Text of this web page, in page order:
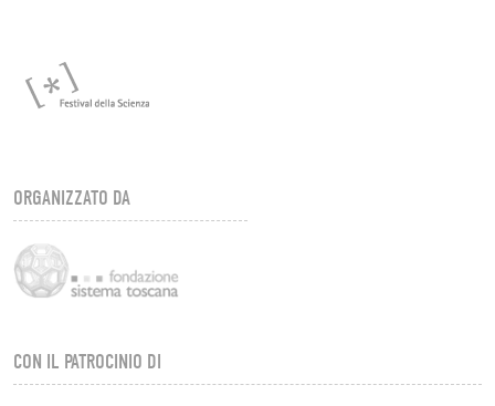
ORGANIZZATO DA
CON IL PATROCINIO DI